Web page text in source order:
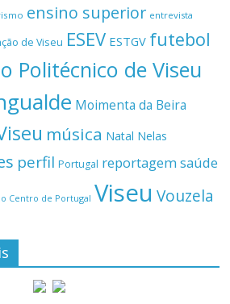
ensino superior entrevista
de Viseu ESEV ESTGV futebol
Politécnico de Viseu
Moimenta da Beira
música Natal Nelas
perfil Portugal reportagemsaúde
Centro de Portugal Viseu Vouzela